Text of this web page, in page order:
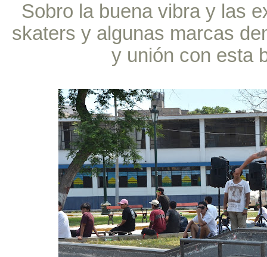
Sobro la buena vibra y las
skaters y algunas marcas
y unión con esta